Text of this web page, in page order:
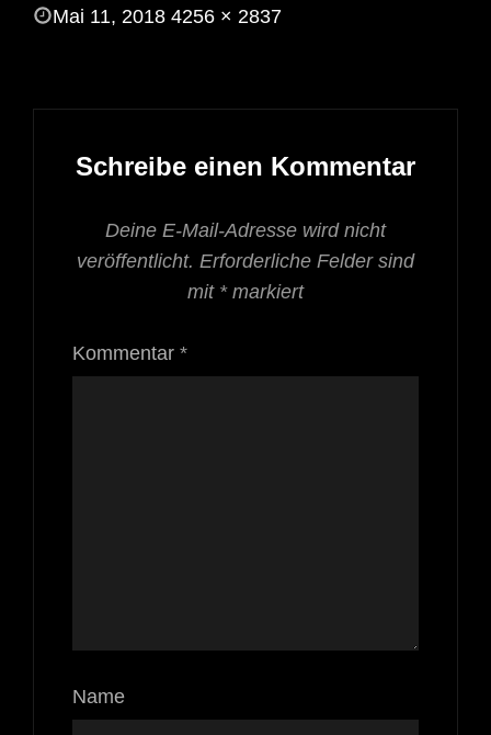
POSTED
Mai 11, 2018 4256 × 2837
Schreibe einen Kommentar
Deine E-Mail-Adresse wird nicht
veröffentlicht. Erforderliche Felder sind
mit *markiert
Kommentar *
Name